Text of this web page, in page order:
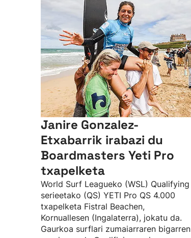
Janire Gonzalez-
Etxabarrik irabazi du
Boardmasters Yeti Pro
txapelketa
World Surf Leagueko (WSL) Qualifying
serieetako (QS) YETI Pro QS 4.000
txapelketa Fistral Beachen,
Kornuallesen (Ingalaterra), jokatu da.
Gaurkoa surflari zumaiarraren bigarren